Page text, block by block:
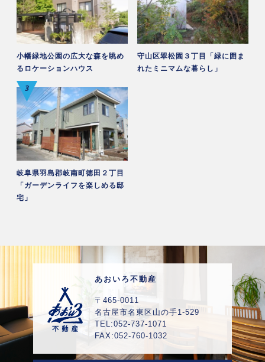
小幡緑地公園の広大な森を眺め
るロケーションハウス
守山区翠松園３丁目「緑に囲ま
れたミニマムな暮らし」
岐阜県羽島郡岐南町徳田２丁目
「ガーデンライフを楽しめる邸
宅」
あおいろ不動産
〒465-0011
名古屋市名東区山の手1-529
TEL:052-737-1071
FAX:052-760-1032